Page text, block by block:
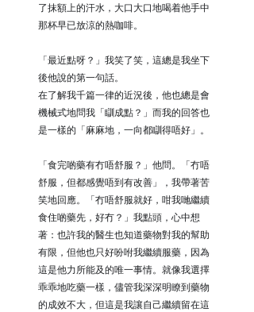
了抹額上的汗水，大口大口地喝着他手中
那杯早已放涼的熱咖啡。
「最近點呀？」我笑了笑，這總是我坐下
後他說的第一句話。
在了解我千篇一律的近況後，他也總是會
機械式地問我「瞓成點？」而我的回答也
是一樣的「麻麻地，一向都瞓得唔好」。
「食完啲藥有冇唔舒服？」他問。「冇唔
舒服，但都感覺唔到有改善」，我帶著苦
笑地回應。「冇唔舒服就好，咁我哋繼續
食住啲藥先，好冇？」我點頭，心中想
著：也許我的醫生也知道藥物對我的幫助
有限，但他也只好吩咐我繼續服藥，因為
這是他力所能及的唯一事情。就像我選擇
乖乖地吃藥一樣，儘管我深深明瞭到藥物
的成效不大，但這是我讓自己繼續留在這